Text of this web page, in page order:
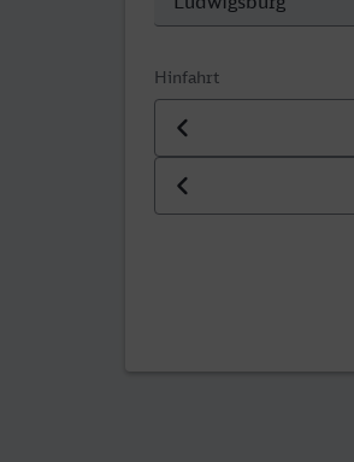
Hinfahrt
Datum der Hinfahrt
Uhrzeit der Hinfahrt